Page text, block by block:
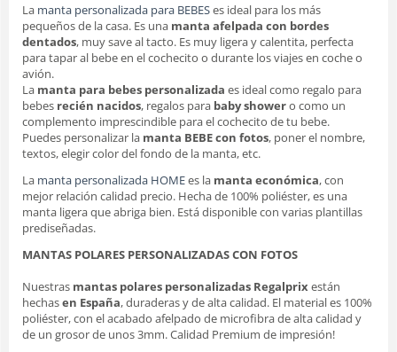
La manta personalizada para BEBESes ideal para los más
pequeños de la casa. Es una manta afelpada con bordes
dentados, muy save al tacto. Es muy ligera y calentita, perfecta
para tapar al bebe en el cochecito o durante los viajes en coche o
avión.
La manta para bebes personalizada es ideal como regalo para
bebes recién nacidos, regalos para baby showero como un
complemento imprescindible para el cochecito de tu bebe.
Puedes personalizar la manta BEBE con fotos, poner el nombre,
textos, elegir color del fondo de la manta, etc.
La manta personalizada HOMEes la manta económica, con
mejor relación calidad precio. Hecha de 100% poliéster, es una
manta ligera que abriga bien. Está disponible con varias plantillas
prediseñadas.
MANTAS POLARES PERSONALIZADAS CON FOTOS
Nuestras mantas polares personalizadas Regalprixestán
hechasen España, duraderas y de alta calidad. El material es 100%
poliéster, con el acabado afelpado de microfibra de alta calidad y
de un grosor de unos 3mm. Calidad Premium de impresión!